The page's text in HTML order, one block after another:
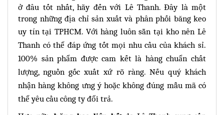
ở đâu tốt nhất, hãy đến với Lê Thanh. Đây là một
trong những địa chỉ sản xuất và phân phối băng keo
uy tín tại TPHCM. Với hàng luôn sẵn tại kho nên Lê
Thanh có thể đáp ứng tốt mọi nhu cầu của khách sỉ.
100% sản phẩm được cam kết là hàng chuẩn chất
lượng, nguồn gốc xuất xứ rõ ràng. Nếu quý khách
nhận hàng không ưng ý hoặc không đúng mẫu mã có
thể yêu cầu công ty đổi trả.